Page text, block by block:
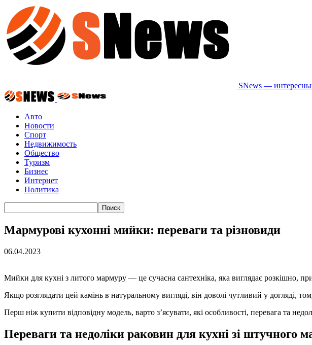
SNews —
Авто
Новости
Спорт
Недвижимость
Общество
Туризм
Бизнес
Интернет
Политика
Мармурові кухонні мийки: переваги та різновиди
06.04.2023
Мийки для кухні з литого мармуру — це сучасна сантехніка, яка виглядає розкішно,
Якщо розглядати цей камінь в натуральному вигляді, він доволі чутливий у догляді,
Перш ніж купити відповідну модель, варто з’ясувати, які особливості, перевага та
Переваги та недоліки раковин для кухні зі штучного